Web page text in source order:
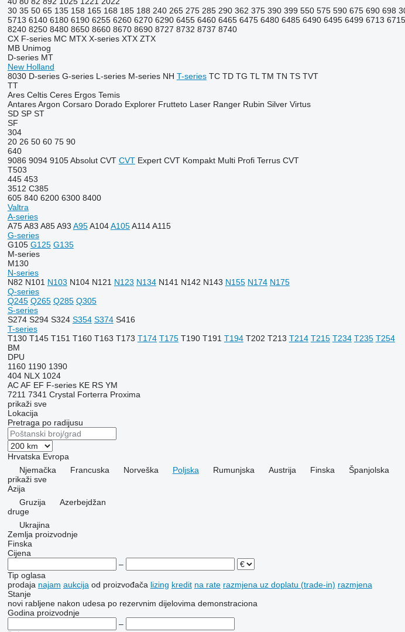
30 35 50 65 135 158 165 168 185 188 240 265 275 285 290 362 375 390 399 550 575 590 675 690 698
5713 6140 6180 6190 6255 6260 6270 6290 6455 6460 6465 6475 6480 6485 6490 6495 6499 6713 6715
8240 8250 8480 8650 8660 8670 8690 8727 8732 8737 8740
CX F-series MC MTX X-series XTX ZTX
MB Unimog
D-series MT
New Holland
8030 D-series G-series L-series M-series NH T-series TC TD TG TL TM TN TS TVT
TT
Ares Celtis Ceres Ergos Temis
Antares Argon Corsaro Dorado Explorer Frutteto Laser Ranger Rubin Silver Virtus
SD SP ST
SF
304
20 26 50 60 75 90
640
9086 9094 9105 Absolut CVT CVT Expert CVT Kompakt Multi Profi Terrus CVT
T503
445 453
3512 C385
605 840 6200 6300 8400
Valtra
A-series
A75 A83 A85 A93 A95 A104 A105 A114 A115
G-series
G105 G125 G135
M-series
M130
N-series
N82 N101 N103 N104 N121 N123 N134 N141 N142 N143 N155 N174 N175
Q-series
Q245 Q265 Q285 Q305
S-series
S274 S294 S324 S354 S374 S416
T-series
T130 T145 T151 T160 T163 T173 T174 T175 T190 T191 T194 T202 T213 T214 T215 T234 T235 T254
BM
DPU
1160 1190 1390
404 NLX 1024
AC AF EF F-series KE RS YM
7211 7341 Crystal Forterra Proxima
prikaži sve
Lokacija
Pretraga po radijusu
Hrvatska Evropa
Njemačka
Francuska Norveška Poljska Rumunjska Austrija Finska
Španjolska
prikaži sve
Azija
Gruzija
Azerbejdžan
druge
Ukrajina
Zemlja proizvodnje
Finska
Cijena
–
Tip oglasa
prodaja najam aukcija od proizvođača lizing kredit na rate razmjena uz doplatu (trade-in) razmjena
Stanje
novi rabljene nakon udesa po rezervnim dijelovima demonstraciona
Godina proizvodnje
–